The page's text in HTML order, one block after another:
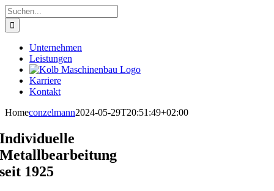
Zum
Inhalt
springen
Suche
nach:
Unternehmen
Leistungen
Karriere
Kontakt
Homeconzelmann2024-05-29T20:51:49+02:00
Individuelle
Metallbearbeitung
seit 1925